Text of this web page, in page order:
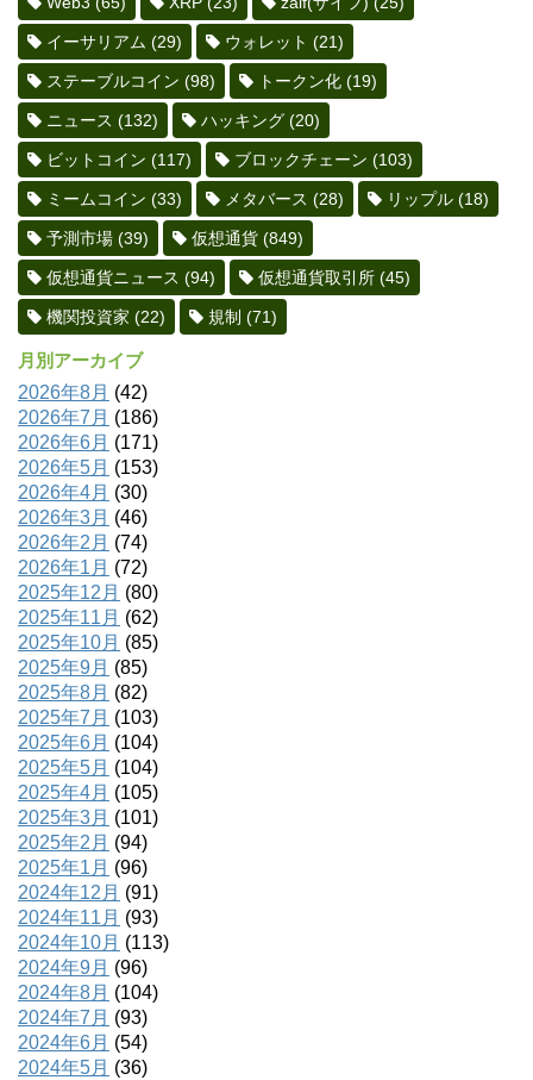
イーサリアム (29) ウォレット (21)
ステーブルコイン (98) トークン化 (19)
ニュース (132) ハッキング (20)
ビットコイン (117) ブロックチェーン (103)
ミームコイン (33) メタバース (28) リップル (18)
予測市場 (39) 仮想通貨 (849)
仮想通貨ニュース (94) 仮想通貨取引所 (45)
機関投資家 (22) 規制 (71)
月別アーカイブ
2026年8月 (42)
2026年7月 (186)
2026年6月 (171)
2026年5月 (153)
2026年4月 (30)
2026年3月 (46)
2026年2月 (74)
2026年1月 (72)
2025年12月 (80)
2025年11月 (62)
2025年10月 (85)
2025年9月 (85)
2025年8月 (82)
2025年7月 (103)
2025年6月 (104)
2025年5月 (104)
2025年4月 (105)
2025年3月 (101)
2025年2月 (94)
2025年1月 (96)
2024年12月 (91)
2024年11月 (93)
2024年10月 (113)
2024年9月 (96)
2024年8月 (104)
2024年7月 (93)
2024年6月 (54)
2024年5月 (36)